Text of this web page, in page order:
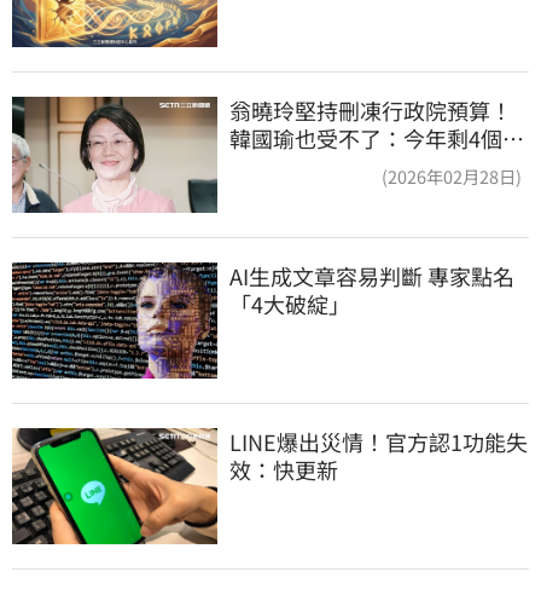
翁曉玲堅持刪凍行政院預算！
韓國瑜也受不了：今年剩4個月
(2026年02月28日)
AI生成文章容易判斷 專家點名
「4大破綻」
LINE爆出災情！官方認1功能失
效：快更新